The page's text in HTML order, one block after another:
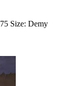
Size: Demy